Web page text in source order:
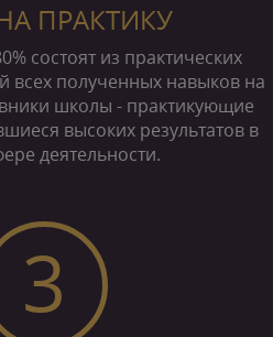
ПРАКТИКУ
состоят из практических
всех полученных навыков на
школы - практикующие
высоких результатов в
деятельности.
3